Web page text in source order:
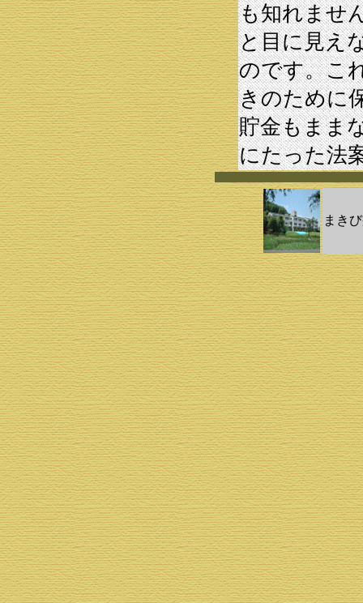
も知れませ
と目に見え
のです。こ
きのために
貯金もまま
にたった法
まき